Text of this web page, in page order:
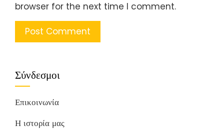
browser for the next time I comment.
Σύνδεσμοι
Επικοινωνία
Η ιστορία μας